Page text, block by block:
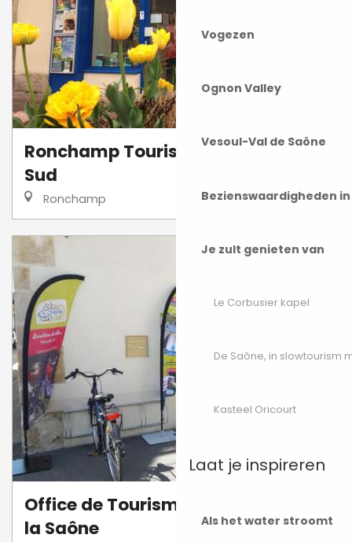
Vogezen
Ognon Valley
Vesoul-Val de Saône
Bezienswaardigheden
Je zult genieten van
Le Corbusier kapel
De Saône, in slowtourism
Kasteel Oricourt
Laat je inspireren
Als het water stroomt
Ronchamp Tourisme - Vosges du
Sud
Ronchamp
Office de Tourisme des Combes à
la Saône